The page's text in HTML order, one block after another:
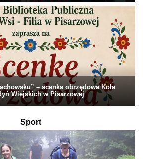
– scenka obrzędowa Koła
Wiejskich w Pisarzowej
Sport